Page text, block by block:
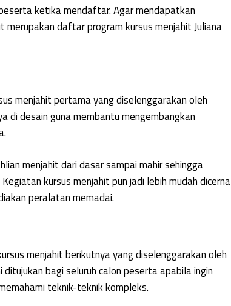
ketika mendaftar. Agar mendapatkan
daftar program kursus menjahit Juliana
menjahit pertama yang diselenggarakan oleh
di desain guna membantu mengembangkan
menjahit dari dasar sampai mahir sehingga
kursus menjahit pun jadi lebih mudah dicerna
peralatan memadai.
menjahit berikutnya yang diselenggarakan oleh
bagi seluruh calon peserta apabila ingin
teknik-teknik kompleks.